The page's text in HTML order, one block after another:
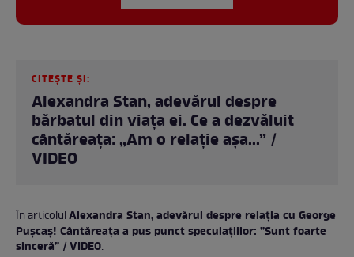
CITEȘTE ȘI:
Alexandra Stan, adevărul despre
bărbatul din viața ei. Ce a dezvăluit
cântăreața: „Am o relație așa...” /
VIDEO
În articolulAlexandra Stan, adevărul despre relația cu George
Pușcaș! Cântăreața a pus punct speculațiilor: ”Sunt foarte
sinceră” / VIDEO: